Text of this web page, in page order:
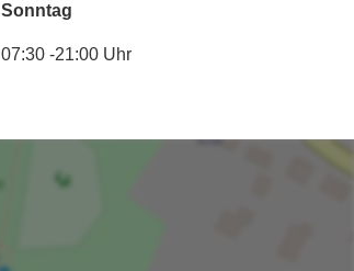
Sonntag
07:30 -21:00 Uhr